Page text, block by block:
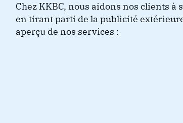
Chez KKBC, nous aidons nos clients
en tirant parti de la publicité
aperçu de nos services :